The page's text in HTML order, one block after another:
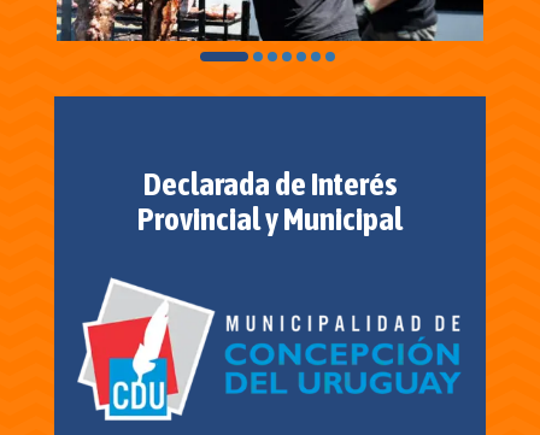
Declarada de Interés
Provincial y Municipal